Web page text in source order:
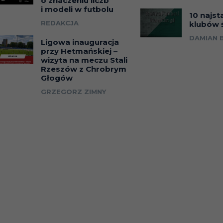
i modeli w futbolu
REDAKCJA
Ligowa inauguracja
przy Hetmańskiej –
wizyta na meczu Stali
Rzeszów z Chrobrym
Głogów
GRZEGORZ ZIMNY
10
klubów
DAMIAN